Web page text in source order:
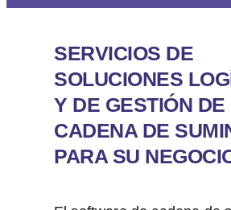
SERVICIOS DE
SOLUCIONES
Y DE GESTIÓN DE
CADENA DE
PARA SU